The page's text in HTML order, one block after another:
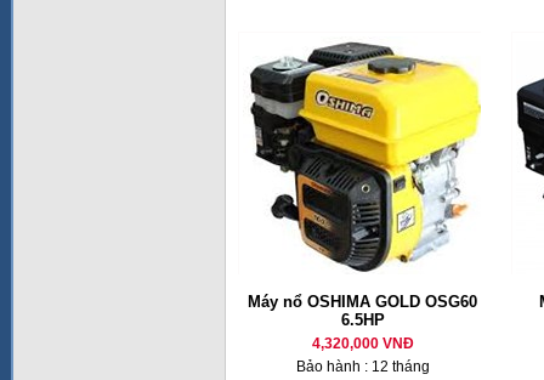
Máy nổ OSHIMA GOLD OSG60
6.5HP
4,320,000 VNĐ
Bảo hành : 12 tháng